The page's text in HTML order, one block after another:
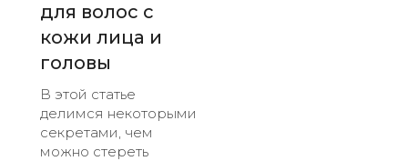
для волос с
кожи лица и
головы
В этой статье
делимся некоторыми
секретами, чем
можно стереть